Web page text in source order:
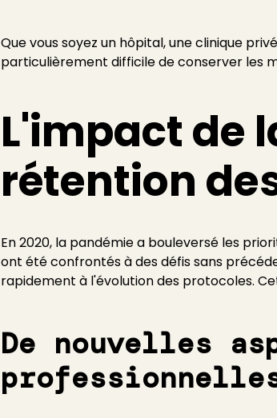
Que vous soyez un hôpital, une clinique
particulièrement difficile de conserver les
L'impact de
rétention
En 2020, la pandémie a bouleversé les
ont été confrontés à des défis sans
rapidement à l'évolution des protocoles.
De nouvelles